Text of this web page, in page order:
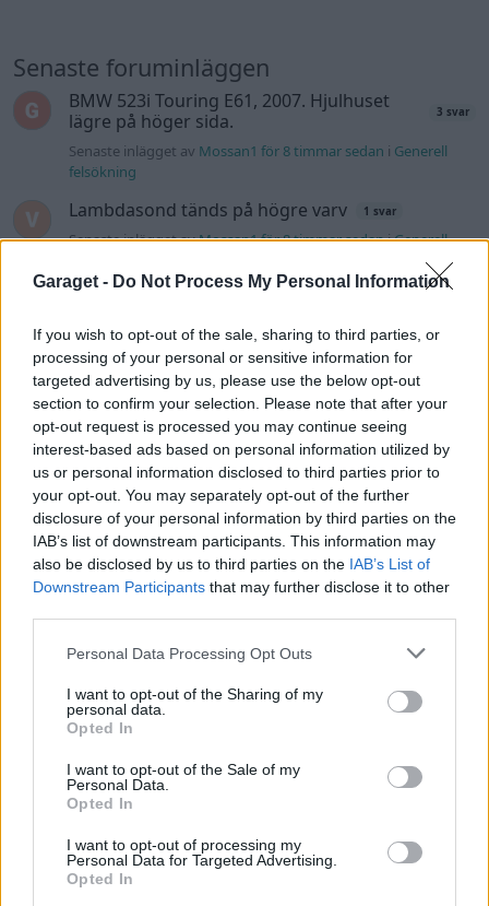
Garaget - Do Not Process My Personal Information
If you wish to opt-out of the sale, sharing to third parties, or
processing of your personal or sensitive information for
targeted advertising by us, please use the below opt-out
section to confirm your selection. Please note that after your
opt-out request is processed you may continue seeing
interest-based ads based on personal information utilized by
us or personal information disclosed to third parties prior to
your opt-out. You may separately opt-out of the further
disclosure of your personal information by third parties on the
IAB’s list of downstream participants. This information may
also be disclosed by us to third parties on the IAB’s List of
Downstream Participants that may further disclose it to other
Personal Data Processing Opt Outs
I want to opt-out of the Sharing of my
personal data.
Opted In
I want to opt-out of the Sale of my
Personal Data.
Opted In
I want to opt-out of processing my
Personal Data for Targeted Advertising.
Opted In
Senaste foruminläggen
BMW 523i Touring E61, 2007. Hjulhuset
lägre på höger sida.
3 svar
Senaste inlägget av Mossan1 för 8 timmar sedan i Generell
felsökning
Lambdasond tänds på högre varv 1 svar
Senaste inlägget avMossan1 för 8 timmar sedaniGenerell
Ni som kör HEV eller PHEV ? är ni nöjda?
Senaste inlägget avMossan1 för 12 timmar sedaniEl- och
hybridbilar
Bestyckningsfundering. Zenith INAT 35/40
förgasare
2 svar
Senaste inlägget avMossan1 för 13 timmar sedani
Motorteknik (Avancerad)
Jag tror att folk köper bil av helt fel
anledning.
Senaste inlägget av elektronikfreak för 16 timmar sedani
Allmänt
hybridbilar
Detta köpte jag nyss-tråden 9743 svar
Senaste inlägget av
Volvo 740 med lh2.2 spridare öppnar hela
tiden på tändning.
Senaste inlägget av
Ford Mustang e Mac 2023 4 svar